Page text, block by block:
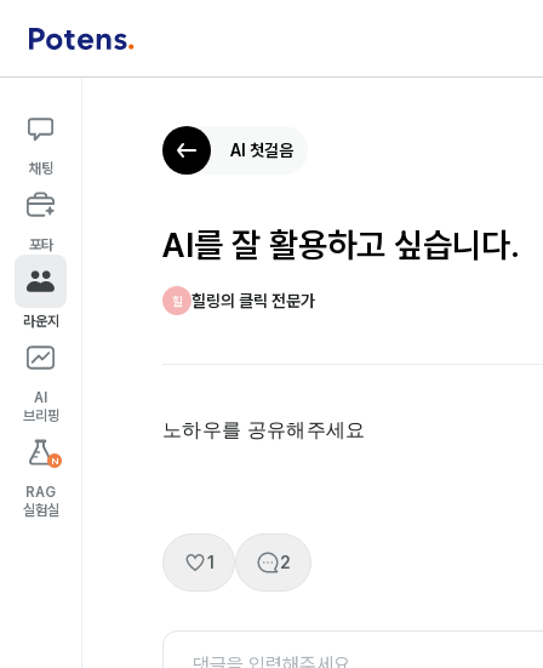
채팅
포타
라운지
AI
브리핑
N
RAG
실험실
AI 첫걸음
AI를 잘 활용하고 싶습니다.
힐 힐링의 클릭 전문가
노하우를 공유해주세요
1 2